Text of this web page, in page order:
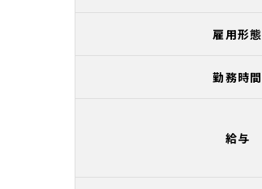
雇用形態
勤務時間
給与